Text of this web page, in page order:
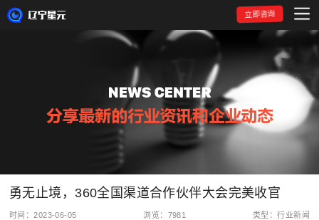
立即咨询
勇无止境，360全国渠道合作伙伴大会完美收官
时间：2023-06-05 浏览：7981 类型：行业新闻